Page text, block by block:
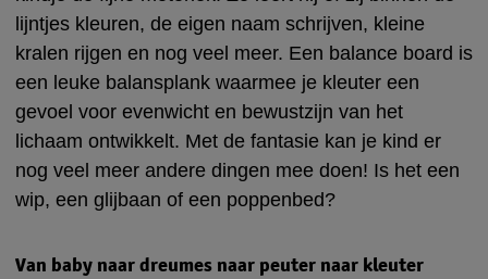
lijntjes kleuren, de eigen naam schrijven, kleine
kralen rijgen en nog veel meer. Een balance board is
een leuke balansplank waarmee je kleuter een
gevoel voor evenwicht en bewustzijn van het
lichaam ontwikkelt. Met de fantasie kan je kind er
nog veel meer andere dingen mee doen! Is het een
wip, een glijbaan of een poppenbed?
Van baby naar dreumes naar peuter naar kleuter